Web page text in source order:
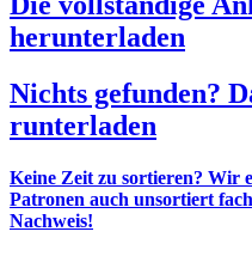
herunterladen
Nichts gefunden?
runterladen
Keine Zeit zu sortieren? Wir
Patronen auch unsortiert
Nachweis!